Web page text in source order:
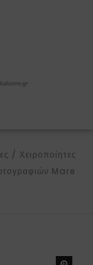
/ Χειροποίητες
Mare